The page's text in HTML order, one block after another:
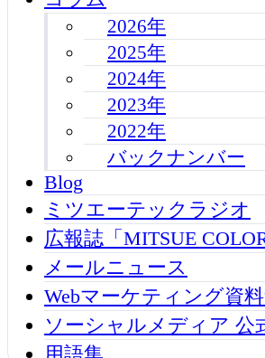
2026年
2025年
2024年
2023年
2022年
バックナンバー
Blog
ミツエーテックラジオ
広報誌「MITSUE
メールニュース
Webマーケティング資
ソーシャルメディア 公